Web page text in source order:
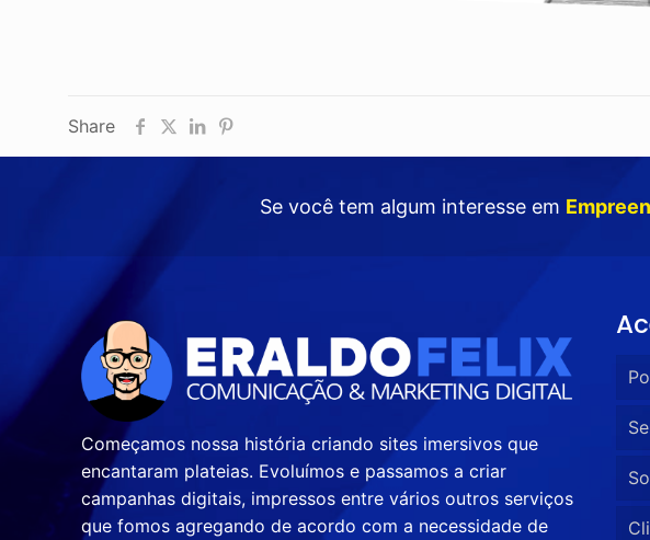
Share
Se você tem algum interesse em
Começamos nossa história criando sites imersivos que
encantaram plateias. Evoluímos e passamos a criar
campanhas digitais, impressos entre vários outros serviços
que fomos agregando de acordo com a necessidade de